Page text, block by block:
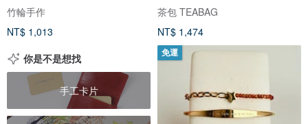
竹輪手作
NT$ 1,013
茶包 TEABAG
NT$ 1,474
你是不是想找
手工卡片
免運